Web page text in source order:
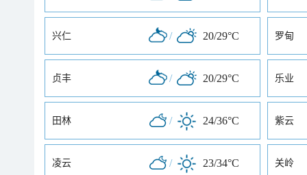
兴仁 / 20/29°C 罗甸
贞丰 / 20/29°C 乐业
田林 / 24/36°C 紫云
凌云 / 23/34°C 关岭